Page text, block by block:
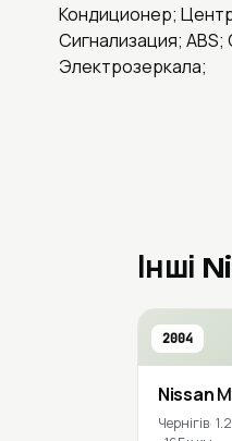
Кондиционер;
Сигнализация;
Электрозеркала;
Інші
2004
Nissan
Чернігів